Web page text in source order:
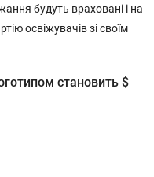
будуть враховані і на
освіжувачів зі своїм
становить $